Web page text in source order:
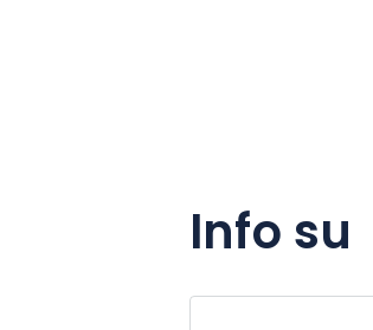
Info su